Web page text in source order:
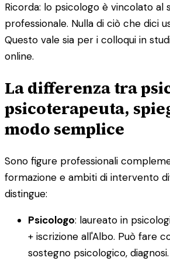
Ricorda: lo psicologo è vincolato al
professionale. Nulla di ciò che dici
Questo vale sia per i colloqui in
online.
La differenza tra
psicoterapeuta,
modo semplice
Sono figure professionali
formazione e ambiti di intervento
distingue:
Psicologo: laureato in
+ iscrizione all'Albo. Può fare
sostegno psicologico,